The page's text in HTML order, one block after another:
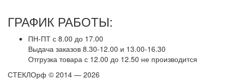
ГРАФИК РАБОТЫ:
ПН-ПТ с 8.00 до 17.00
Выдача заказов 8.30-12.00 и 13.00-16.30
Отгрузка товара с 12.00 до 12.50 не производится
СТЕКЛОрф © 2014 — 2026